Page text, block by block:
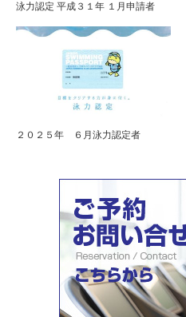
泳力認定 平成３１年 １月申請者
２０２５年 ６月泳力認定者